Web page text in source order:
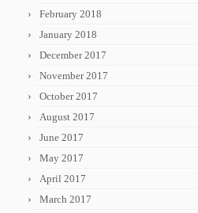
February 2018
January 2018
December 2017
November 2017
October 2017
August 2017
June 2017
May 2017
April 2017
March 2017